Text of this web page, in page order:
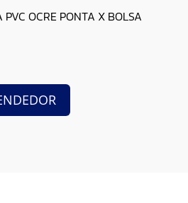
PVC OCRE PONTA X BOLSA